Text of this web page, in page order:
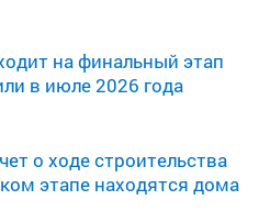
на финальный этап
в июле 2026 года
о ходе строительства
этапе находятся дома